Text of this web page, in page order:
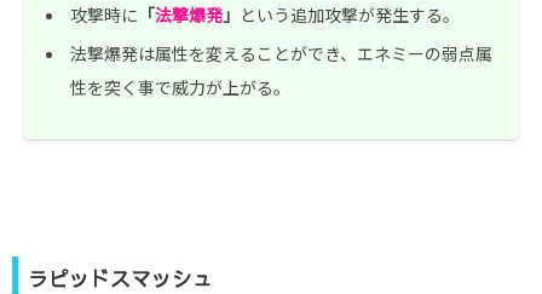
攻撃時に 「法撃爆発」 という追加攻撃が発生する。
法撃爆発は属性を変えることができ、エネミーの弱点属
性を突く事で威力が上がる｡
ラピッドスマッシュ